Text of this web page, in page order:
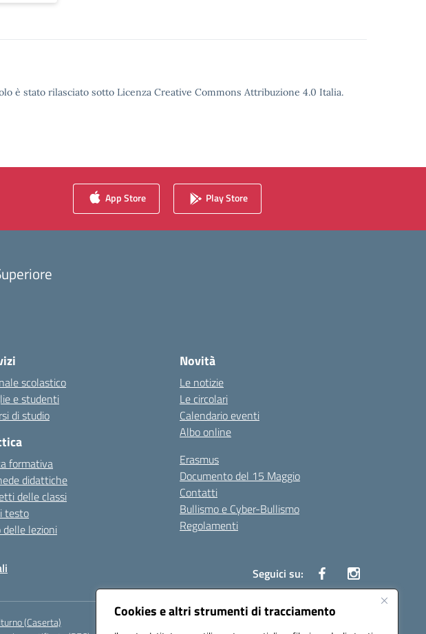
Cookies e altri strumenti di tracciamento
è stato rilasciato sotto Licenza Creative Commons Attribuzione 4.0 Italia.
App Store Play Store
scolastico
e studenti
di studio
formativa
didattiche
delle classi
testo
delle lezioni
Novità
Le notizie
Le circolari
Calendario eventi
Albo online
Erasmus
Documento del 15 Maggio
Contatti
Bullismo e Cyber-Bullismo
Regolamenti
Seguici su:
(Caserta)